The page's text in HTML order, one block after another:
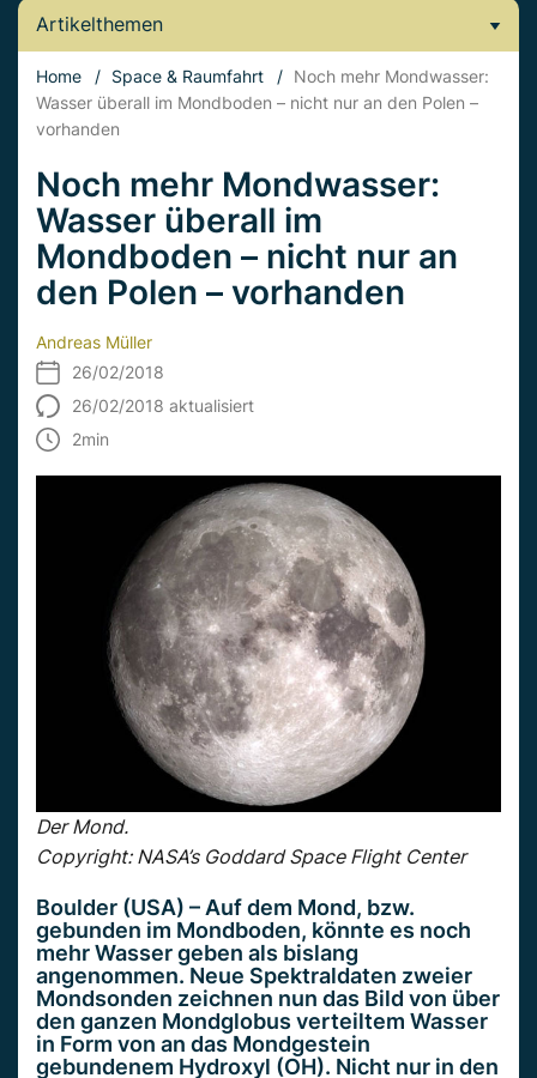
Artikelthemen
Home / Space & Raumfahrt / Noch mehr Mondwasser:
Wasser überall im Mondboden – nicht nur an den Polen –
vorhanden
Noch mehr Mondwasser:
Wasser überall im
Mondboden – nicht nur an
den Polen – vorhanden
Andreas Müller
26/02/2018
26/02/2018 aktualisiert
2min
Der Mond.
Copyright: NASA’s Goddard Space Flight Center
Boulder (USA) – Auf dem Mond, bzw.
gebunden im Mondboden, könnte es noch
mehr Wasser geben als bislang
angenommen. Neue Spektraldaten zweier
Mondsonden zeichnen nun das Bild von über
den ganzen Mondglobus verteiltem Wasser
in Form von an das Mondgestein
gebundenem Hydroxyl (OH). Nicht nur in den